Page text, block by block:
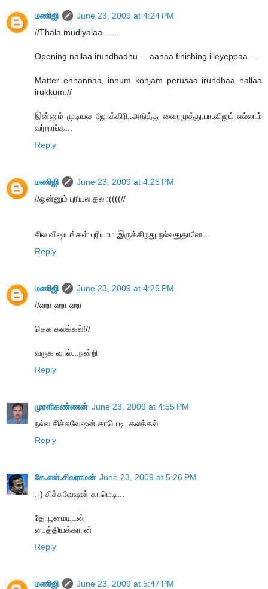
மணிஜி
June 23, 2009 at 4:24 PM
//Thala mudiyalaa.......
Opening nallaa irundhadhu.... aanaa finishing illeyeppaa....
Matter ennannaa, innum konjam perusaa irundhaa nallaa
irukkum.//
இன்னும் முடியல ஜோக்கிரி..அடுத்து வைரமுத்து,பா.விஜய் எல்லாம்
வர்றாங்க...
Reply
மணிஜி
June 23, 2009 at 4:25 PM
//ஒன்னும் புரியல தல :((((//
சில விஷயங்கள் புரியாம இருக்கிறது நல்லதுதானே...
Reply
மணிஜி
June 23, 2009 at 4:25 PM
//ஹா ஹா ஹா
செக கலக்கல்!//
வருக வால்...நன்றி
Reply
முரளிகண்ணன் June 23, 2009 at 4:55 PM
நல்ல சிச்சுவேஷன் காமெடி. கலக்கல்
Reply
கே.என்.சிவராமன் June 23, 2009 at 5:26 PM
:-) சிச்சுவேஷன் காமெடி...
தோழமையுடன்
பைத்தியக்காரன்
Reply
மணிஜி
June 23, 2009 at 5:47 PM